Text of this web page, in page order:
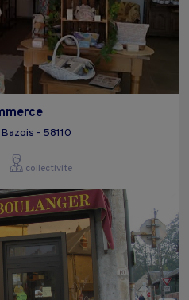
- 58110
collectivite